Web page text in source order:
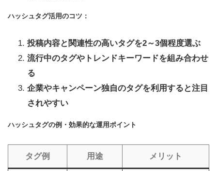
ハッシュタグ活用のコツ：
投稿内容と関連性の高いタグを2～3個程度選ぶ
流行中のタグやトレンドキーワードを組み合わせ
る
企業やキャンペーン独自のタグを利用すると注目
されやすい
ハッシュタグの例・効果的な運用ポイント
タグ例 用途 メリット